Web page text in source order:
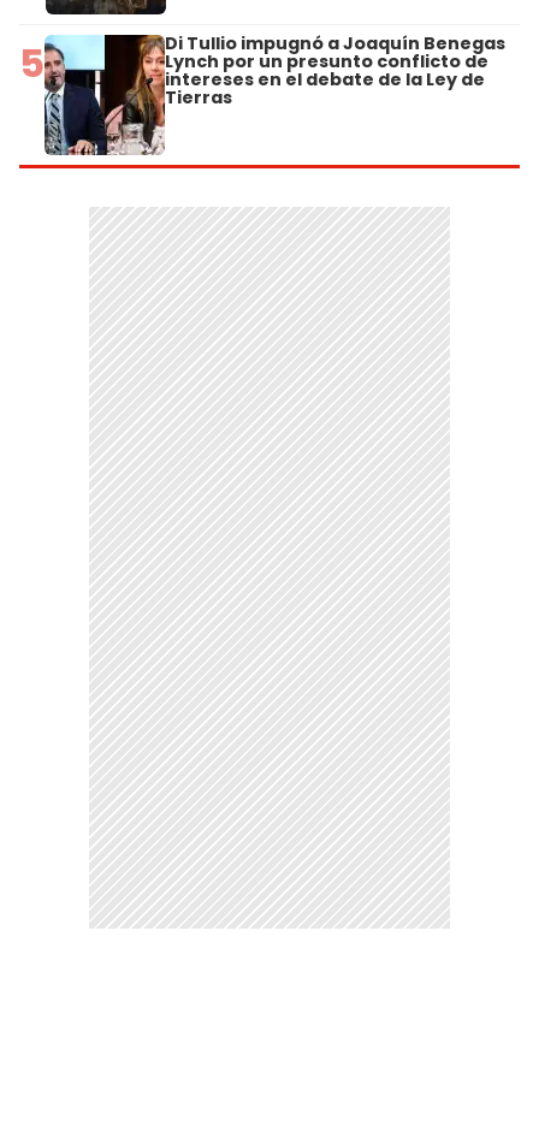
5 Di Tullio impugnó a Joaquín Benegas
Lynch por un presunto conflicto de
intereses en el debate de la Ley de
Tierras